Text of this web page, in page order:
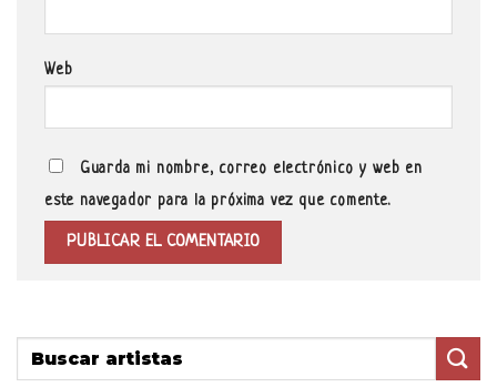
Web
Guarda mi nombre, correo electrónico y web en
este navegador para la próxima vez que comente.